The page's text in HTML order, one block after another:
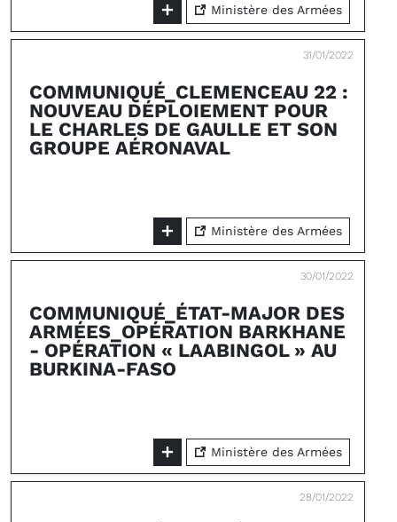
Ministère des Armées
31/01/2022
COMMUNIQUÉ_CLEMENCEAU 22 :
NOUVEAU DÉPLOIEMENT POUR
LE CHARLES DE GAULLE ET SON
GROUPE AÉRONAVAL
Ministère des Armées
30/01/2022
COMMUNIQUÉ_ÉTAT-MAJOR DES
ARMÉES_OPÉRATION BARKHANE
- OPÉRATION « LAABINGOL » AU
BURKINA-FASO
Ministère des Armées
28/01/2022